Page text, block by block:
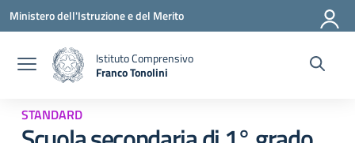
Vai ai contenuti
Vai al menu di navigazione
Vai al footer
Ministero dell'Istruzione e del Merito
Istituto Comprensivo
Franco Tonolini
STANDARD